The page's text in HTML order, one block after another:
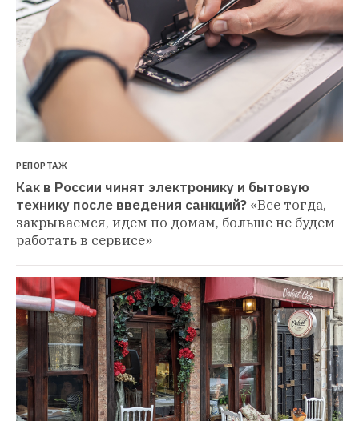
РЕПОРТАЖ
Как в России чинят электронику и бытовую
технику после введения санкций? «Все тогда,
закрываемся, идем по домам, больше не будем
работать в сервисе»